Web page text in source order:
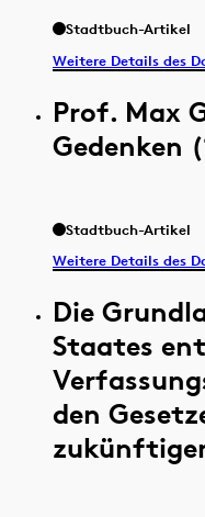
Stadtbuch-Artikel
Weitere Details des
Prof. Max
Gedenken
Stadtbuch-Artikel
Weitere Details des
Die
Staates
den